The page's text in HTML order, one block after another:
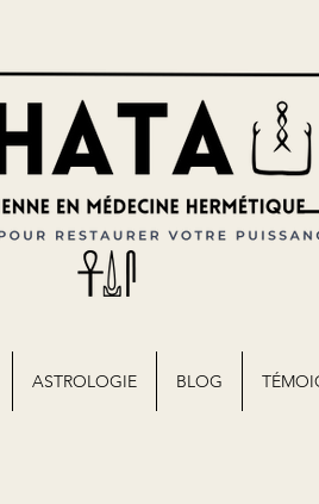
ASTROLOGIE BLOG